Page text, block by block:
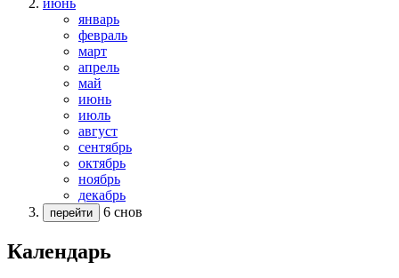
июнь
январь
февраль
март
апрель
май
июнь
июль
август
сентябрь
октябрь
ноябрь
декабрь
перейти 6 снов
Календарь